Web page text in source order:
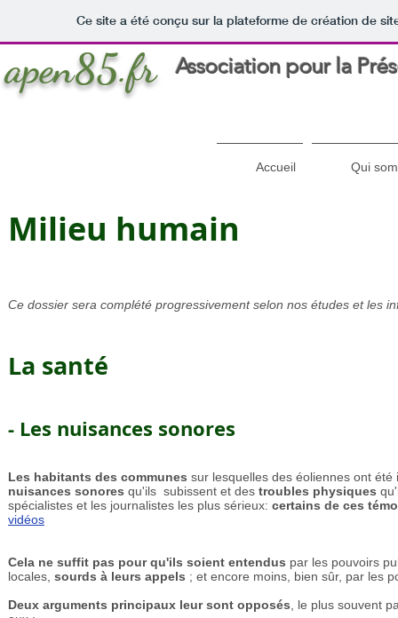
Ce site a été conçu sur la plateforme de création de
apen85.fr Association pour la
Accueil Qui
Milieu humain
Ce dossier sera complété progressivement selon nos études et les
La santé
- Les nuisances sonores
Les habitants des communes sur lesquelles des éoliennes ont
nuisances sonores qu'ils subissent et des troubles physiques
spécialistes et les journalistes les plus sérieux: certains de ces
vidéos
Cela ne suffit pas pour qu'ils soient entendus par les pouvoirs
locales, sourds à leurs appels ; et encore moins, bien sûr, par les
Deux arguments principaux leur sont opposés , le plus souvent